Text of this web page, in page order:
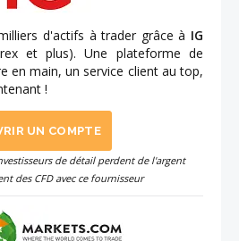
d'actifs à trader grâce à IG
et plus). Une plateforme de
en main, un service client au top,
!
UN COMPTE
de détail perdent de l'argent
des CFD avec ce fournisseur